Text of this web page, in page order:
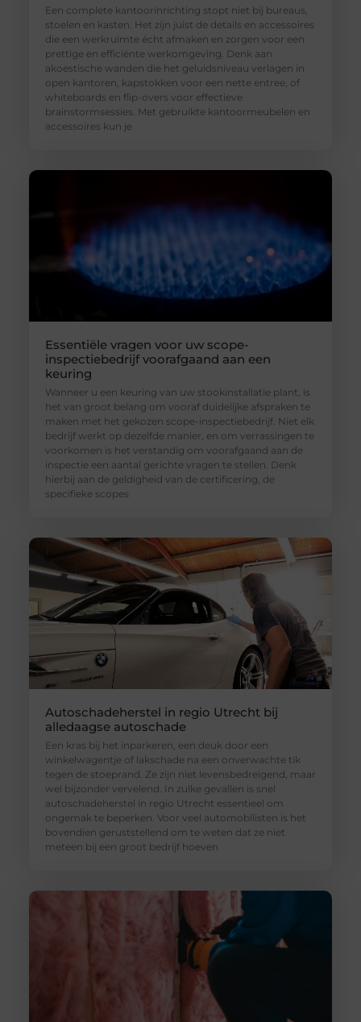
Een complete kantoorinrichting stopt niet bij bureaus,
stoelen en kasten. Het zijn juist de details en accessoires
die een werkruimte écht afmaken en zorgen voor een
prettige en efficiënte werkomgeving. Denk aan
akoestische wanden die het geluidsniveau verlagen in
open kantoren, kapstokken voor een nette entree, of
whiteboards en flip-overs voor effectieve
brainstormsessies. Met gebruikte kantoormeubelen en
accessoires kun je
Essentiële vragen voor uw scope-
inspectiebedrijf voorafgaand aan een
keuring
Wanneer u een keuring van uw stookinstallatie plant, is
het van groot belang om vooraf duidelijke afspraken te
maken met het gekozen scope-inspectiebedrijf. Niet elk
bedrijf werkt op dezelfde manier, en om verrassingen te
voorkomen is het verstandig om voorafgaand aan de
inspectie een aantal gerichte vragen te stellen. Denk
hierbij aan de geldigheid van de certificering, de
specifieke scopes
Autoschadeherstel in regio Utrecht bij
alledaagse autoschade
Een kras bij het inparkeren, een deuk door een
winkelwagentje of lakschade na een onverwachte tik
tegen de stoeprand. Ze zijn niet levensbedreigend, maar
wel bijzonder vervelend. In zulke gevallen is snel
autoschadeherstel in regio Utrecht essentieel om
ongemak te beperken. Voor veel automobilisten is het
bovendien geruststellend om te weten dat ze niet
meteen bij een groot bedrijf hoeven